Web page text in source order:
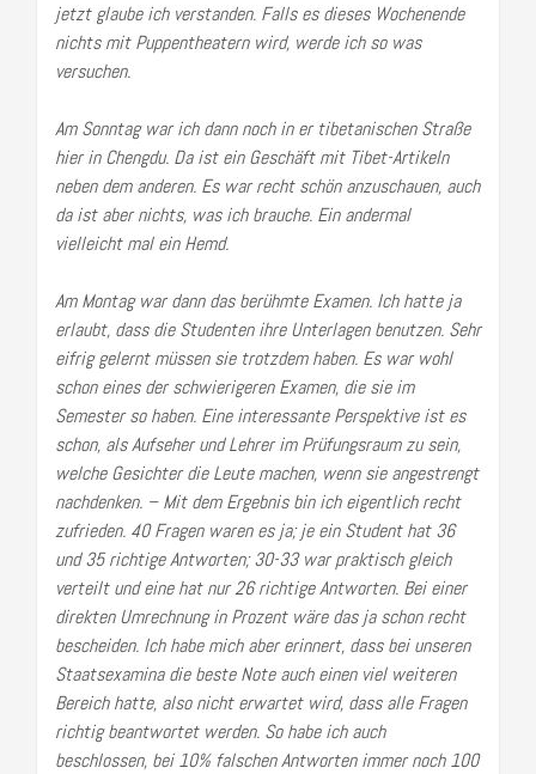
jetzt glaube ich verstanden. Falls es dieses Wochenende
nichts mit Puppentheatern wird, werde ich so was
versuchen.
Am Sonntag war ich dann noch in er tibetanischen Straße
hier in Chengdu. Da ist ein Geschäft mit Tibet-Artikeln
neben dem anderen. Es war recht schön anzuschauen, auch
da ist aber nichts, was ich brauche. Ein andermal
vielleicht mal ein Hemd.
Am Montag war dann das berühmte Examen. Ich hatte ja
erlaubt, dass die Studenten ihre Unterlagen benutzen. Sehr
eifrig gelernt müssen sie trotzdem haben. Es war wohl
schon eines der schwierigeren Examen, die sie im
Semester so haben. Eine interessante Perspektive ist es
schon, als Aufseher und Lehrer im Prüfungsraum zu sein,
welche Gesichter die Leute machen, wenn sie angestrengt
nachdenken. – Mit dem Ergebnis bin ich eigentlich recht
zufrieden. 40 Fragen waren es ja; je ein Student hat 36
und 35 richtige Antworten; 30-33 war praktisch gleich
verteilt und eine hat nur 26 richtige Antworten. Bei einer
direkten Umrechnung in Prozent wäre das ja schon recht
bescheiden. Ich habe mich aber erinnert, dass bei unseren
Staatsexamina die beste Note auch einen viel weiteren
Bereich hatte, also nicht erwartet wird, dass alle Fragen
richtig beantwortet werden. So habe ich auch
beschlossen, bei 10% falschen Antworten immer noch 100